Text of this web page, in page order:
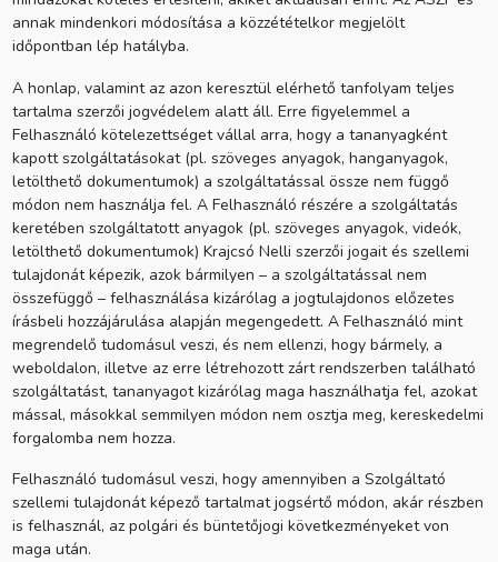
annak mindenkori módosítása a közzétételkor megjelölt
időpontban lép hatályba.
A honlap, valamint az azon keresztül elérhető tanfolyam teljes
tartalma szerzői jogvédelem alatt áll. Erre figyelemmel a
Felhasználó kötelezettséget vállal arra, hogy a tananyagként
kapott szolgáltatásokat (pl. szöveges anyagok, hanganyagok,
letölthető dokumentumok) a szolgáltatással össze nem függő
módon nem használja fel. A Felhasználó részére a szolgáltatás
keretében szolgáltatott anyagok (pl. szöveges anyagok, videók,
letölthető dokumentumok) Krajcsó Nelli szerzői jogait és szellemi
tulajdonát képezik, azok bármilyen – a szolgáltatással nem
összefüggő – felhasználása kizárólag a jogtulajdonos előzetes
írásbeli hozzájárulása alapján megengedett. A Felhasználó mint
megrendelő tudomásul veszi, és nem ellenzi, hogy bármely, a
weboldalon, illetve az erre létrehozott zárt rendszerben található
szolgáltatást, tananyagot kizárólag maga használhatja fel, azokat
mással, másokkal semmilyen módon nem osztja meg, kereskedelmi
forgalomba nem hozza.
Felhasználó tudomásul veszi, hogy amennyiben a Szolgáltató
szellemi tulajdonát képező tartalmat jogsértő módon, akár részben
is felhasznál, az polgári és büntetőjogi következményeket von
maga után.